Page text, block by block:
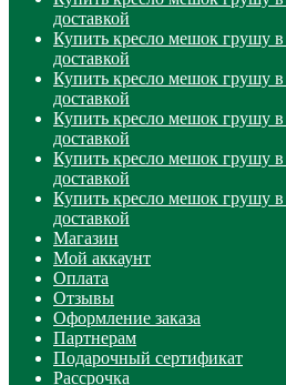
доставкой
Купить кресло мешок грушу
доставкой
Купить кресло мешок грушу в
доставкой
Купить кресло мешок грушу в
доставкой
Купить кресло мешок грушу
доставкой
Купить кресло мешок грушу
доставкой
Магазин
Мой аккаунт
Оплата
Отзывы
Оформление заказа
Партнерам
Подарочный сертификат
Рассрочка